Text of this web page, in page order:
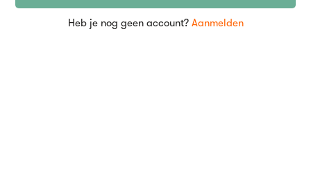
Heb je nog geen account? Aanmelden